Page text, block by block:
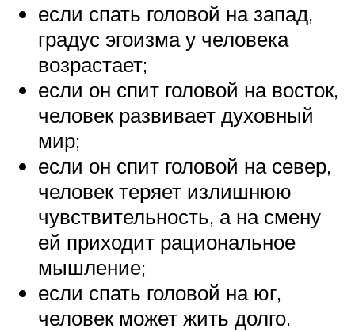
если спать головой на запад,
градус эгоизма у человека
возрастает;
если он спит головой на восток,
человек развивает духовный
мир;
если он спит головой на север,
человек теряет излишнюю
чувствительность, а на смену
ей приходит рациональное
мышление;
если спать головой на юг,
человек может жить долго.